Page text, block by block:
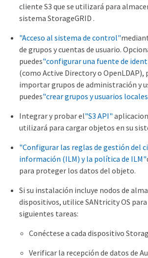
cliente S3 que se utilizará para
sistema StorageGRID .
"Acceso al sistema de control"
de grupos y cuentas de usuario.
puedes"configurar una fuente de
(como Active Directory o OpenLDAP),
importar grupos de administración y
puedes"crear grupos y usuarios
Integrar y probar el"S3 API"
utilizará para cargar objetos en su
"Configurar las reglas de gestión del
información (ILM) y la política de ILM"
para proteger los datos del objeto.
Si su instalación incluye nodos de
dispositivos, utilice SANtricity OS
siguientes tareas:
Conéctese a cada dispositivo
Verificar la recepción de datos de